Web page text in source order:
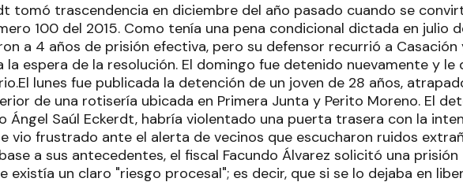
tomó trascendencia en diciembre del año pasado cuando se
100 del 2015. Como tenía una pena condicional dictada en julio
a 4 años de prisión efectiva, pero su defensor recurrió a Casación
la espera de la resolución. El domingo fue detenido nuevamente y le
lunes fue publicada la detención de un joven de 28 años,
de una rotisería ubicada en Primera Junta y Perito Moreno. El
Ángel Saúl Eckerdt, habría violentado una puerta trasera con la
vio frustrado ante el alerta de vecinos que escucharon ruidos
a sus antecedentes, el fiscal Facundo Álvarez solicitó una prisión
existía un claro "riesgo procesal"; es decir, que si se lo dejaba en